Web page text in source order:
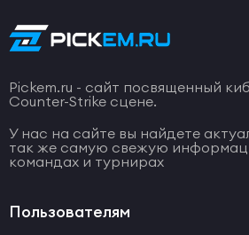
Pickem.ru - сайт посвященный
Counter-Strike сцене.
У нас на сайте вы найдете
так же самую свежую
командах и турнирах
Пользователям